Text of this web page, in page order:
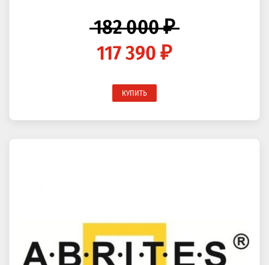
182 000 ₽
117 390 ₽
КУПИТЬ